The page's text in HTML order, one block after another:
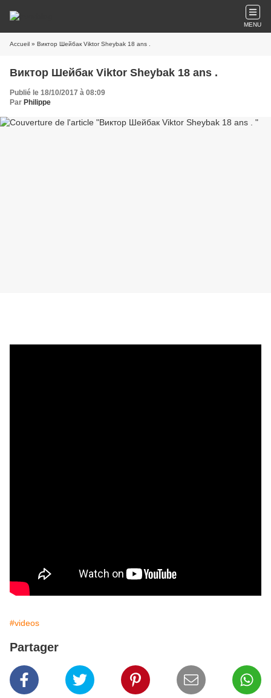
MENU
Accueil » Виктор Шейбак Viktor Sheybak 18 ans .
Виктор Шейбак Viktor Sheybak 18 ans .
Publié le 18/10/2017 à 08:09
Par Philippe
#videos
Partager